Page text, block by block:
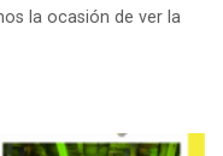
la ocasión de ver la